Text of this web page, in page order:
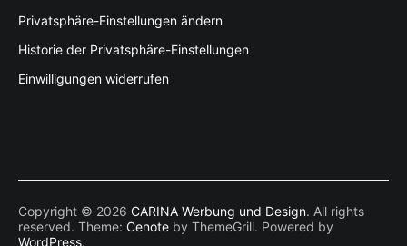
Privatsphäre-Einstellungen ändern
Historie der Privatsphäre-Einstellungen
Einwilligungen widerrufen
Copyright © 2026 CARINA Werbung und Design. All rights
reserved. Theme: Cenote by ThemeGrill. Powered by
WordPress.